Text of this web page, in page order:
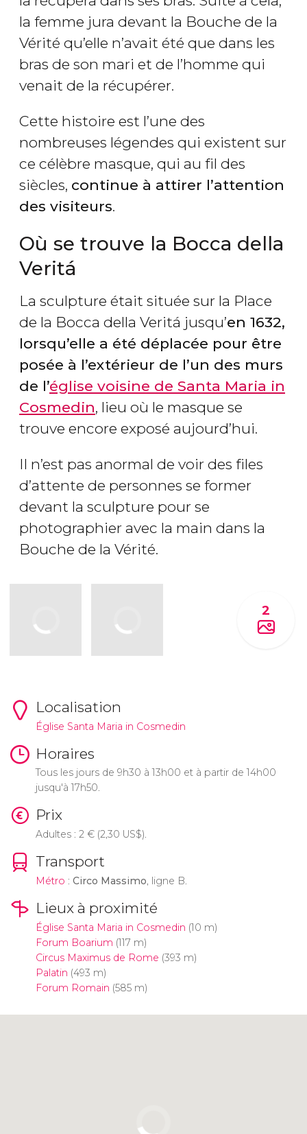
la femme jura devant la Bouche de la
Vérité qu’elle n’avait été que dans les
bras de son mari et de l’homme qui
venait de la récupérer.
Cette histoire est l’une des
nombreuses légendes qui existent sur
ce célèbre masque, qui au fil des
siècles, continue à attirer l’attention
des visiteurs.
Où se trouve la Bocca della
Veritá
La sculpture était située sur la Place
de la Bocca della Veritá jusqu’en 1632,
lorsqu’elle a été déplacée pour être
posée à l’extérieur de l’un des murs
de l’église voisine de Santa Maria in
Cosmedin, lieu où le masque se
trouve encore exposé aujourd’hui.
Il n’est pas anormal de voir des files
d’attente de personnes se former
devant la sculpture pour se
photographier avec la main dans la
Bouche de la Vérité.
2
Localisation
Église Santa Maria in Cosmedin
Horaires
Tous les jours de 9h30 à 13h00 et à partir de 14h00
jusqu'à 17h50.
Prix
Adultes : 2 €(2,30 US$).
Transport
Métro : Circo Massimo, ligne B.
Lieux à proximité
Église Santa Maria in Cosmedin (10 m)
Forum Boarium (117 m)
Circus Maximus de Rome (393 m)
Palatin (493 m)
Forum Romain (585 m)